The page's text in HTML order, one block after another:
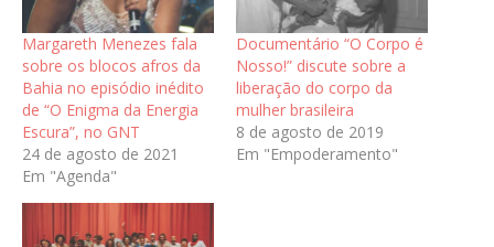
Margareth Menezes fala
sobre os blocos afros da
Bahia no episódio inédito
de “O Enigma da Energia
Escura”, no GNT
24 de agosto de 2021
Em "Agenda"
Documentário “O Corpo é
Nosso!” discute sobre a
liberação do corpo da
mulher brasileira
8 de agosto de 2019
Em "Empoderamento"